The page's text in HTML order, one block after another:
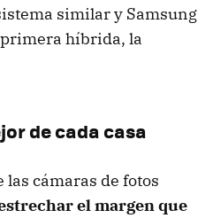
similar y Samsung
híbrida, la
de cada casa
cámaras de fotos
el margen que